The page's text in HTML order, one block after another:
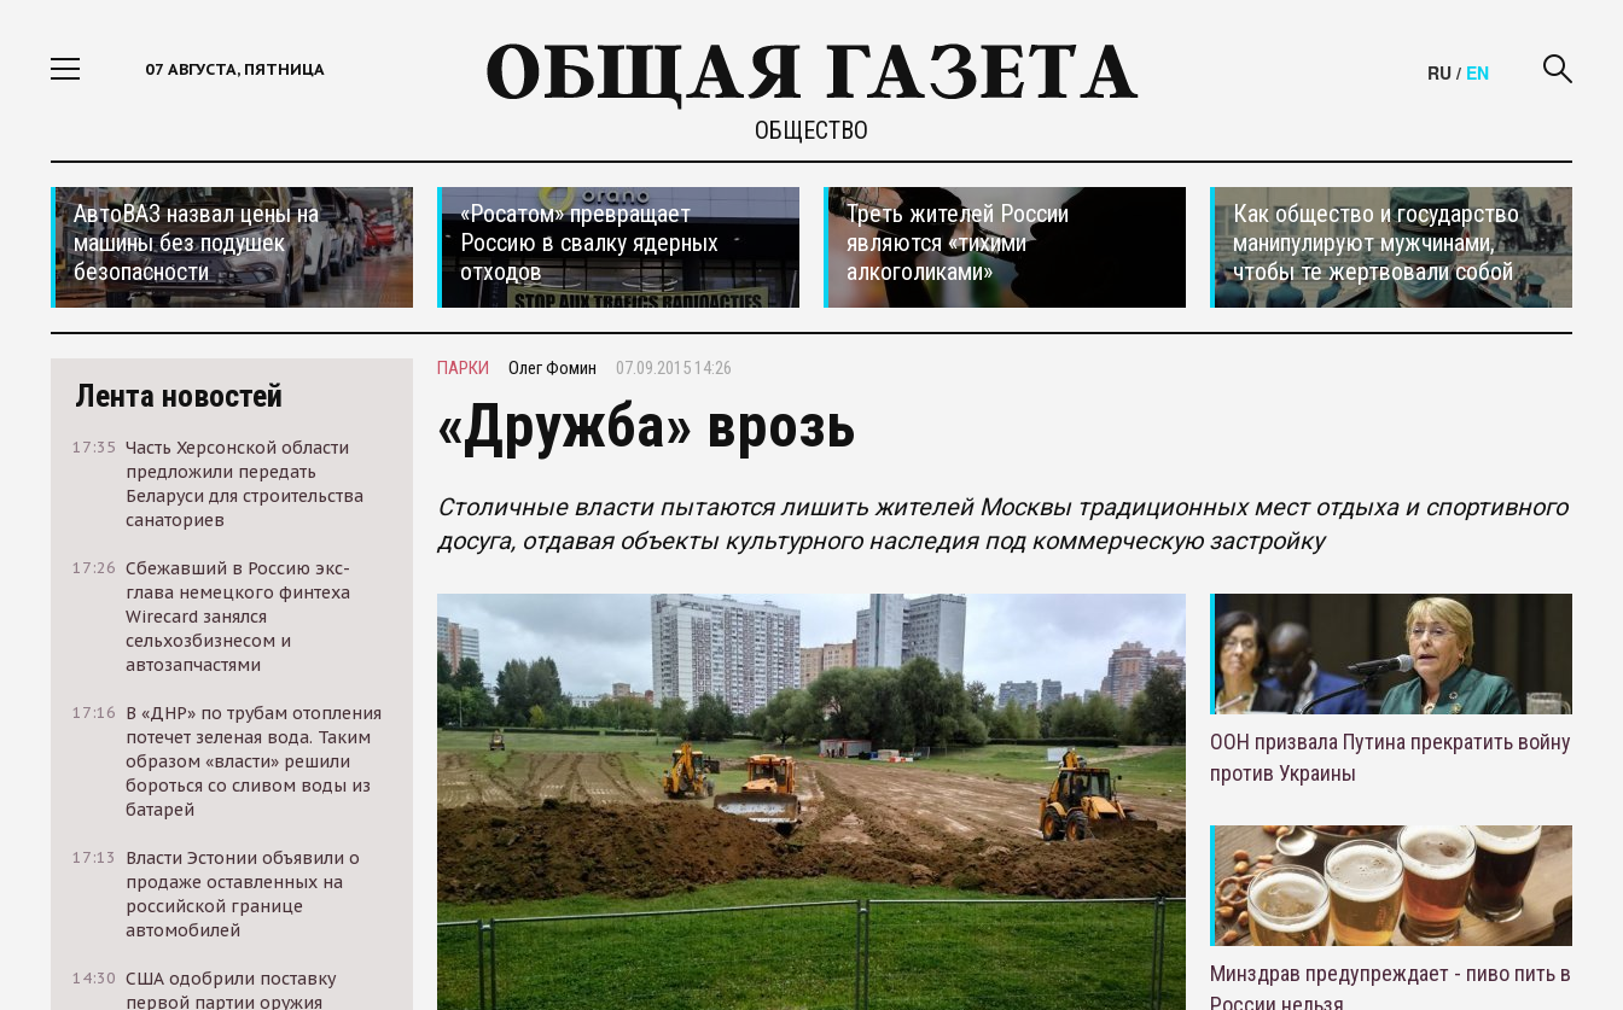
07 АВГУСТА, ПЯТНИЦА
ОБЩЕСТВО
RU / EN
АвтоВАЗ назвал цены на
машины без подушек
безопасности
«Росатом» превращает
Россию в свалку ядерных
отходов
Треть жителей России
являются «тихими
алкоголиками»
Как общество и государство
манипулируют мужчинами,
чтобы те жертвовали собой
Лента новостей
17:35 Часть Херсонской области
предложили передать
Беларуси для строительства
санаториев
17:26 Сбежавший в Россию экс-
глава немецкого финтеха
Wirecard занялся
сельхозбизнесом и
автозапчастями
17:16 В «ДНР» по трубам отопления
потечет зеленая вода. Таким
образом «власти» решили
бороться со сливом воды из
батарей
17:13
Власти Эстонии объявили о
продаже оставленных на
российской границе
автомобилей
14:30 США одобрили поставку
первой партии оружия
ПАРКИ Олег Фомин 07.09.2015 14:26
«Дружба» врозь
Столичные власти пытаются лишить жителей Москвы традиционных мест отдыха и спортивного
досуга, отдавая объекты культурного наследия под коммерческую застройку
ООН призвала Путина прекратить войну
против Украины
Минздрав предупреждает - пиво пить в
России нельзя